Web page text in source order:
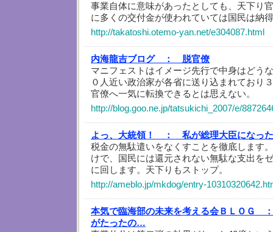
事業自体に意味があったとしても、天下り
に多くの交付金が使われていては国民は納
http://takatoshi.otemo-yan.net/e304087.html
内海龍吉ブログ ：
脱官僚
マニフェストはイメージ先行で中身はどう
０人近い政治家が各省に送り込まれており
官僚へ一気に転換できるとは思えない。
http://blog.goo.ne.jp/tatsukichi_2007/e/
よっ、大統領！ ：
私が総理大臣になっ
税金の無駄遣いをなくすことを徹底します
けで、国民には還元されない無駄な支出を
に回します。天下りもストップ。
http://ameblo.jp/mkdog/entry-
本気で臨海部の未来を考える会ＢＬＯＧ ：
がたったの…